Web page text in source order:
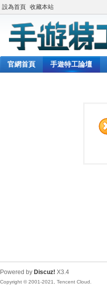
設為首頁 收藏本站
官網首頁 手遊特工論壇
Powered by Discuz! X3.4
Copyright © 2001-2021, Tencent Cloud.